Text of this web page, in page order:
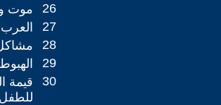
موت
26
27
مشاكل
28
29
قيمة
للطفل
30